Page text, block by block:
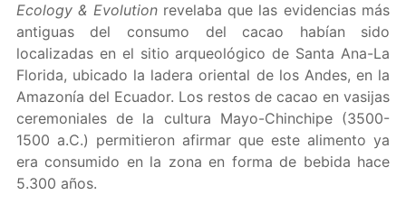
Ecology & Evolutionrevelaba que las evidencias más
antiguas del consumo del cacao habían sido
localizadas en el sitio arqueológico de Santa Ana-La
Florida, ubicado la ladera oriental de los Andes, en la
Amazonía del Ecuador. Los restos de cacao en vasijas
ceremoniales de la cultura Mayo-Chinchipe (3500-
1500 a.C.) permitieron afirmar que este alimento ya
era consumido en la zona en forma de bebida hace
5.300 años.